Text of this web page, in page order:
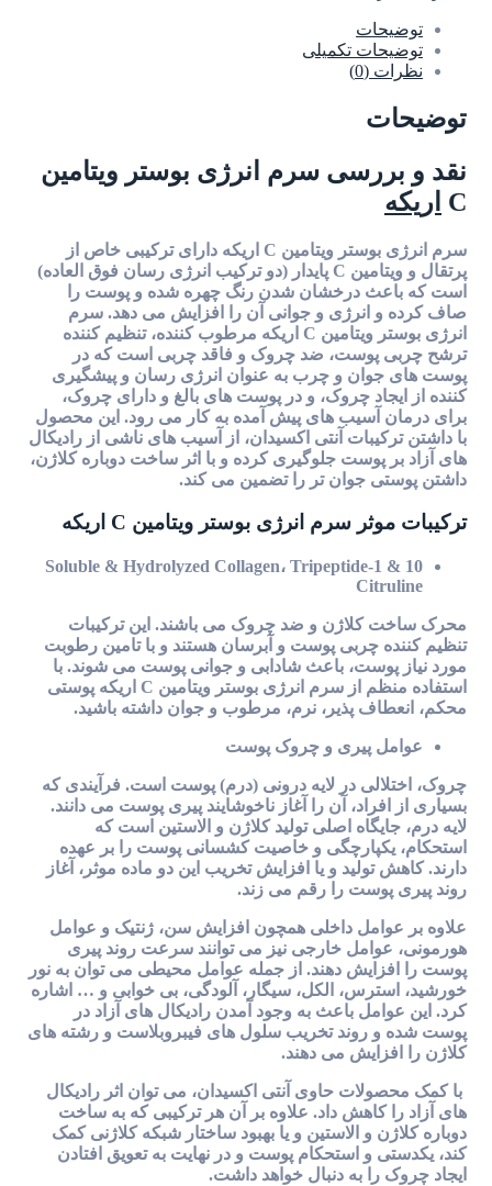
توضیحات
توضیحات تکمیلی
نظرات (0)
توضیحات
نقد و بررسی سرم انرژی بوستر ویتامین
C اریکه
سرم انرژی بوستر ویتامین C اریکه دارای ترکیبی خاص از
پرتقال و ویتامین C پایدار (دو ترکیب انرژی رسان فوق العاده)
است که باعث درخشان شدن رنگ چهره شده و پوست را
صاف کرده و انرژی و جوانی آن را افزایش می دهد. سرم
انرژی بوستر ویتامین C اریکه مرطوب کننده، تنظیم کننده
ترشح چربی پوست، ضد چروک و فاقد چربی است که در
پوست های جوان و چرب به عنوان انرژی رسان و پیشگیری
کننده از ایجاد چروک، و در پوست های بالغ و دارای چروک،
برای درمان آسیب های پیش آمده به کار می رود. این محصول
با داشتن ترکیبات آنتی اکسیدان، از آسیب های ناشی از رادیکال
های آزاد بر پوست جلوگیری کرده و با اثر ساخت دوباره کلاژن،
داشتن پوستی جوان تر را تضمین می کند.
ترکیبات موثر سرم انرژی بوستر ویتامین C اریکه
Soluble & Hydrolyzed Collagen، Tripeptide-1 & 10
Citruline
محرک ساخت کلاژن و ضد چروک می باشند. این ترکیبات
تنظیم کننده چربی پوست و آبرسان هستند و با تامین رطوبت
مورد نیاز پوست، باعث شادابی و جوانی پوست می شوند. با
استفاده منظم از سرم انرژی بوستر ویتامین C اریکه پوستی
محکم، انعطاف پذیر، نرم، مرطوب و جوان داشته باشید.
عوامل پیری و چروک پوست
چروک، اختلالی در لایه درونی (درم) پوست است. فرآیندی که
بسیاری از افراد، آن را آغاز ناخوشایند پیری پوست می دانند.
لایه درم، جایگاه اصلی تولید کلاژن و الاستین است که
استحکام، یکپارچگی و خاصیت کشسانی پوست را بر عهده
دارند. کاهش تولید و یا افزایش تخریب این دو ماده موثر، آغاز
روند پیری پوست را رقم می زند.
علاوه بر عوامل داخلی همچون افزایش سن، ژنتیک و عوامل
هورمونی، عوامل خارجی نیز می توانند سرعت روند پیری
پوست را افزایش دهند. از جمله عوامل محیطی می توان به نور
خورشید، استرس، الکل، سیگار، آلودگی، بی خوابی و … اشاره
کرد. این عوامل باعث به وجود آمدن رادیکال های آزاد در
پوست شده و روند تخریب سلول های فیبروبلاست و رشته های
کلاژن را افزایش می دهند.
با کمک محصولات حاوی آنتی اکسیدان، می توان اثر رادیکال
های آزاد را کاهش داد. علاوه بر آن هر ترکیبی که به ساخت
دوباره کلاژن و الاستین و یا بهبود ساختار شبکه کلاژنی کمک
کند، یکدستی و استحکام پوست و در نهایت به تعویق افتادن
ایجاد چروک را به دنبال خواهد داشت.